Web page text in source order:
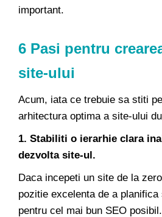
important.
6 Pasi pentru
site-ului
Acum, iata ce trebuie sa stiti
arhitectura optima a site-ului
1. Stabiliti o ierarhie clara
dezvolta site-ul.
Daca incepeti un site de la
pozitie excelenta de a
pentru cel mai bun SEO